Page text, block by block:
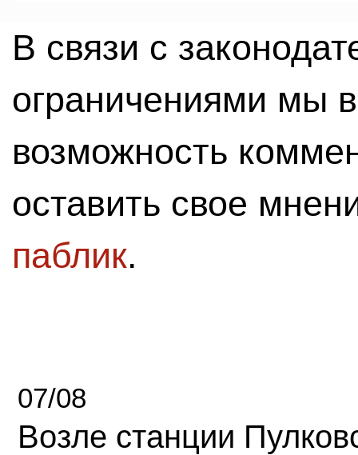
В связи с
ограничениями мы
возможность
оставить свое
паблик.
07/08
Возле станции